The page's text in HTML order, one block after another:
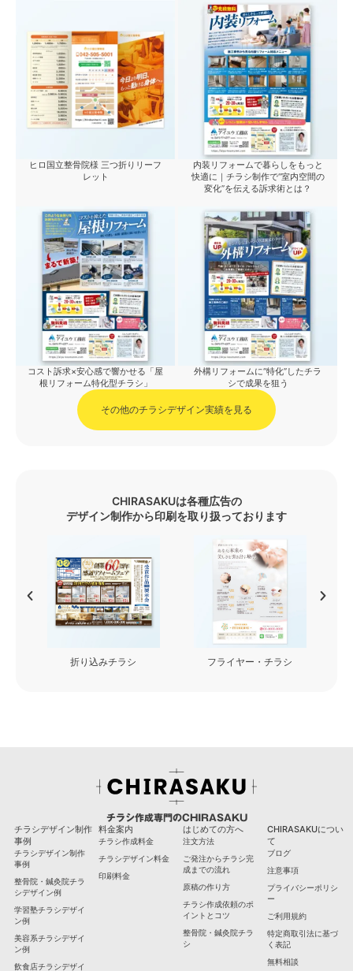
ヒロ国立整骨院様 三つ折りリーフ
レット
内装リフォームで暮らしをもっと
快適に｜チラシ制作で“室内空間の
変化”を伝える訴求術とは？
コスト訴求×安心感で響かせる「屋
根リフォーム特化型チラシ」
外構リフォームに“特化”したチラ
シで成果を狙う
その他のチラシデザイン実績を見る
CHIRASAKUは各種広告の
デザイン制作から印刷を取り扱っております
フライヤー・チラシ 看板・カッティングシー
チラシ作成専門のCHIRASAKU
チラシデザイン制作
事例
チラシデザイン制作
事例
整骨院・鍼灸院チラ
シデザイン例
学習塾チラシデザイ
ン例
美容系チラシデザイ
ン例
飲食店チラシデザイ
料金案内
チラシ作成料金
チラシデザイン料金
印刷料金
はじめての方へ
注文方法
ご発注からチラシ完
成までの流れ
原稿の作り方
チラシ作成依頼のポ
イントとコツ
整骨院・鍼灸院チラ
シ
CHIRASAKUについ
て
ブログ
注意事項
プライバシーポリシ
ー
ご利用規約
特定商取引法に基づ
く表記
無料相談